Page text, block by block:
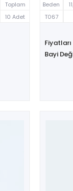
Toplam
10 Adet
Beden
T067
Fiyatları
Bayi